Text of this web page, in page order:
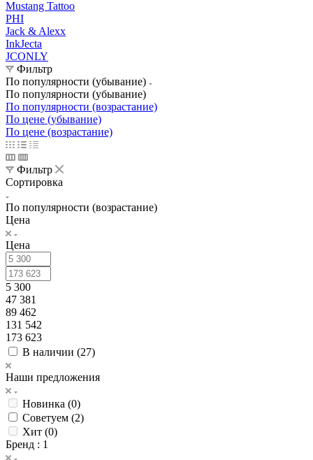
Mustang Tattoo
PHI
Jack & Alexx
InkJecta
JCONLY
Фильтр
По популярности (убывание)
По популярности (убывание)
По популярности (возрастание)
По цене (убывание)
По цене (возрастание)
Фильтр
Сортировка
По популярности (возрастание)
Цена
Цена
5 300
47 381
89 462
131 542
173 623
В наличии (27)
Наши предложения
Новинка (0)
Советуем (2)
Хит (0)
Бренд : 1